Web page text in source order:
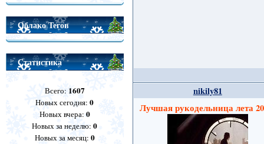
Облако Тегов
Статистика
Всего: 1607
Новых сегодня:0
Новых вчера: 0
Новых за неделю:0
Новых за месяц: 0
nikily81
Лучшая рукодельница лета